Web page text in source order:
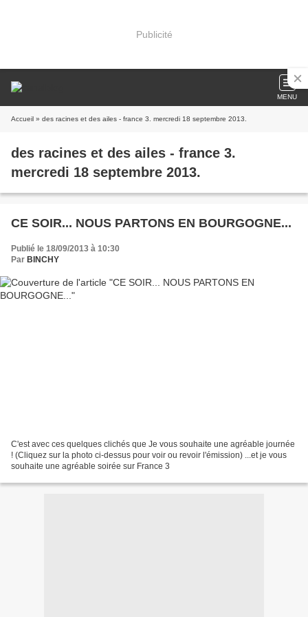
Publicité
MENU
Accueil » des racines et des ailes - france 3. mercredi 18 septembre 2013.
des racines et des ailes - france 3.
mercredi 18 septembre 2013.
CE SOIR... NOUS PARTONS EN BOURGOGNE...
Publié le 18/09/2013 à 10:30
Par BINCHY
C'est avec ces quelques clichés que Je vous souhaite une agréable journée
! (Cliquez sur la photo ci-dessus pour voir ou revoir l'émission) ...et je vous
souhaite une agréable soirée sur France 3